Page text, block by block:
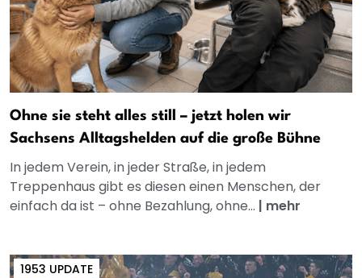
Ohne sie steht alles still – jetzt holen wir
Sachsens Alltagshelden auf die große Bühne
In jedem Verein, in jeder Straße, in jedem
Treppenhaus gibt es diesen einen Menschen, der
einfach da ist – ohne Bezahlung, ohne... | mehr
1953 UPDATE